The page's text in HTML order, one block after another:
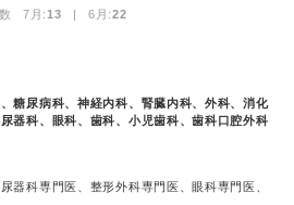
数 7月:13 | 6月:22
糖尿病科、神経内科、腎臓内科、外科、消化
器科、眼科、歯科、小児歯科、歯科口腔外科
器科専門医、整形外科専門医、眼科専門医、